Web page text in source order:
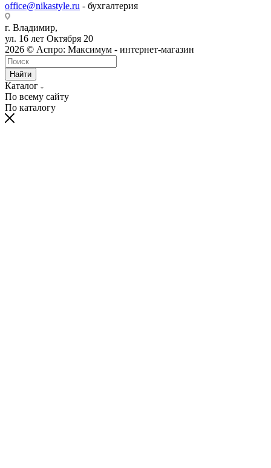
office@nikastyle.ru - бухгалтерия
г. Владимир,
ул. 16 лет Октября 20
2026 © Аспро: Максимум - интернет-магазин
Найти
Каталог
По всему сайту
По каталогу